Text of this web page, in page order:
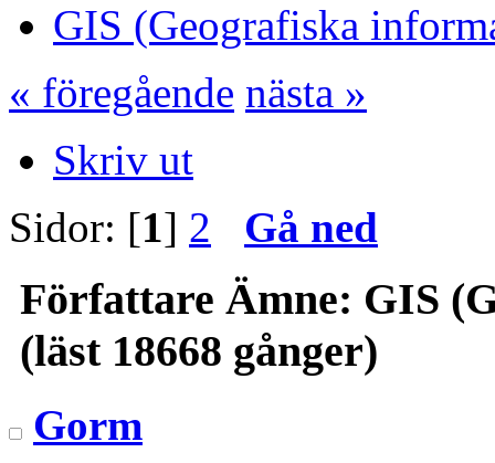
GIS (Geografiska
« föregående nästa »
Skriv ut
Sidor: [1] 2 Gå ned
Författare Ämne: GIS
(läst 18668 gånger)
Gorm